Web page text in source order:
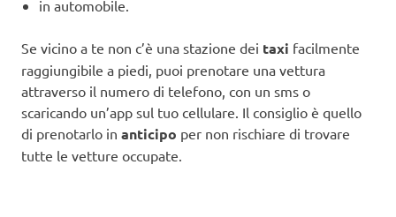
in automobile.
Se vicino a te non c’è una stazione dei taxi facilmente
raggiungibile a piedi, puoi prenotare una vettura
attraverso il numero di telefono, con un sms o
scaricando un’app sul tuo cellulare. Il consiglio è quello
di prenotarlo in anticipo per non rischiare di trovare
tutte le vetture occupate.